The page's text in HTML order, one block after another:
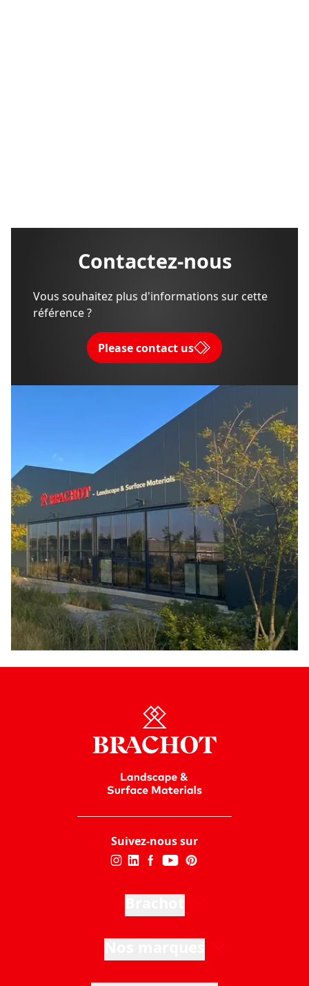
Contactez-nous
Vous souhaitez plus d'informations sur cette
référence ?
Please contact us
Suivez-nous sur